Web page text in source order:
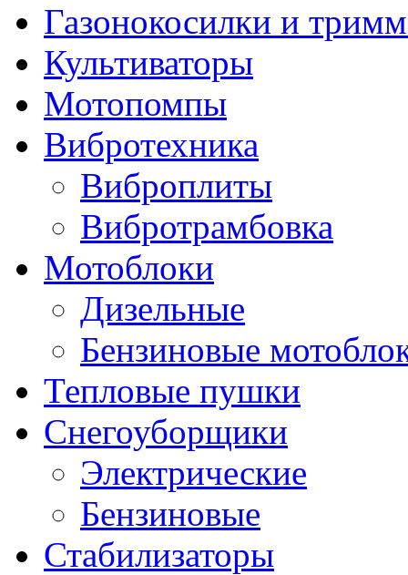
Газонокосилки и
Культиваторы
Мотопомпы
Вибротехника
Виброплиты
Вибротрамбовка
Мотоблоки
Дизельные
Бензиновые
Тепловые пушки
Снегоуборщики
Электрические
Бензиновые
Стабилизаторы